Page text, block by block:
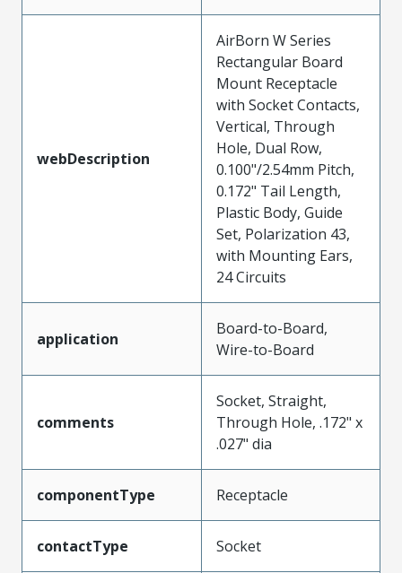
webDescription
AirBorn W Series
Rectangular Board
Mount Receptacle
with Socket Contacts,
Vertical, Through
Hole, Dual Row,
0.100"/2.54mm Pitch,
0.172" Tail Length,
Plastic Body, Guide
Set, Polarization 43,
with Mounting Ears,
24 Circuits
application
Board-to-Board,
Wire-to-Board
comments
Socket, Straight,
Through Hole, .172" x
.027" dia
componentType Receptacle
contactType Socket